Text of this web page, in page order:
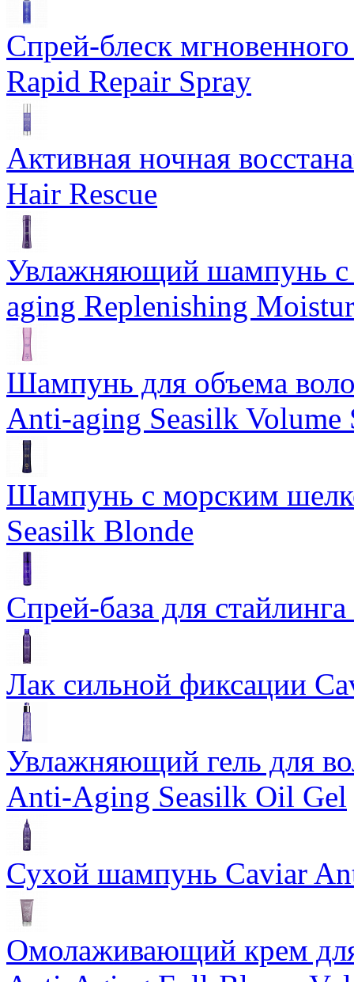
Спрей-блеск
Rapid Repair Spray
Активная ночная
Hair Rescue
Увлажняющий шампунь
aging Replenishing
Шампунь для объема
Anti-aging Seasilk Volume
Шампунь с морским
Seasilk Blonde
Спрей-база для
Лак сильной фиксации
Увлажняющий гель для
Anti-Aging Seasilk Oil Gel
Сухой шампунь Caviar
Омолаживающий крем